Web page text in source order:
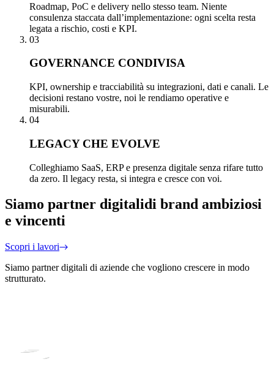
Roadmap, PoC e delivery nello stesso team. Niente
consulenza staccata dall’implementazione: ogni scelta resta
legata a rischio, costi e KPI.
03
GOVERNANCE CONDIVISA
KPI, ownership e tracciabilità su integrazioni, dati e canali. Le
decisioni restano vostre, noi le rendiamo operative e
misurabili.
04
LEGACY CHE EVOLVE
Colleghiamo SaaS, ERP e presenza digitale senza rifare tutto
da zero. Il legacy resta, si integra e cresce con voi.
Siamo partner digitalidi brand ambiziosi
e vincenti
Scopri i lavori
Siamo partner digitali di aziende che vogliono crescere in modo
strutturato.